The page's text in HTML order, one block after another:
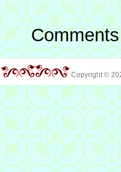
Copyright ©